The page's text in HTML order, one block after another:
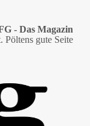
- Das Magazin
Pöltens gute Seite